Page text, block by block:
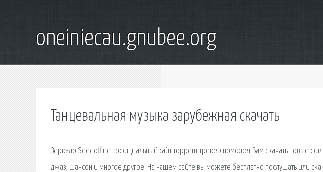
oneiniecau.gnubee.org
Танцевальная музыка зарубежная скачать
Зеркало Seedoff.net официальный сайт торрент трекер поможет Вам скачать новые
джаз, шансон и многое другое. На нашем сайте вы можете бесплатно послушать или